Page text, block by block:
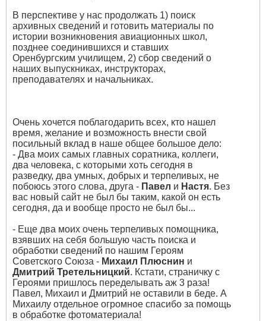
В перспективе у нас продолжать 1) поиск
архивных сведений и готовить материалы по
истории возникновения авиационных школ,
позднее соединившихся и ставших
Оренбургским училищем, 2) сбор сведений о
наших выпускниках, инструкторах,
преподавателях и начальниках.
Очень хочется поблагодарить всех, кто нашел
время, желание и возможность внести свой
посильный вклад в наше общее большое дело:
- Два моих самых главных соратника, коллеги,
два человека, с которыми хоть сегодня в
разведку, два умных, добрых и терпеливых, не
побоюсь этого слова, друга - Павел и Настя. Без
вас новый сайт не был бы таким, какой он есть
сегодня, да и вообще просто не был бы...
- Еще два моих очень терпеливых помощника,
взявших на себя большую часть поиска и
обработки сведений по нашим Героям
Советского Союза - Михаил Плюснин и
Дмитрий Третельницкий. Кстати, страничку с
Героями пришлось переделывать аж 3 раза!
Павел, Михаил и Дмитрий не оставили в беде. А
Михаилу отдельное огромное спасибо за помощь
в обработке фотоматериала!